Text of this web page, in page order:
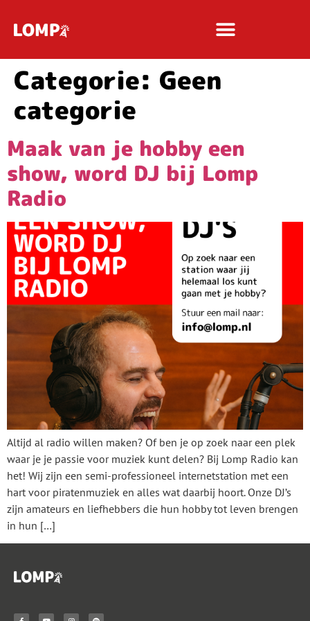
Categorie: Geen
categorie
Maak van je hobby een
show, word DJ bij Lomp
Radio
Altijd al radio willen maken? Of ben je op zoek naar een plek
waar je je passie voor muziek kunt delen? Bij Lomp Radio kan
het! Wij zijn een semi-professioneel internetstation met een
hart voor piratenmuziek en alles wat daarbij hoort. Onze DJ’s
zijn amateurs en liefhebbers die hun hobby tot leven brengen
in hun […]